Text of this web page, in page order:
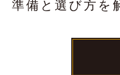
準備と選び方を